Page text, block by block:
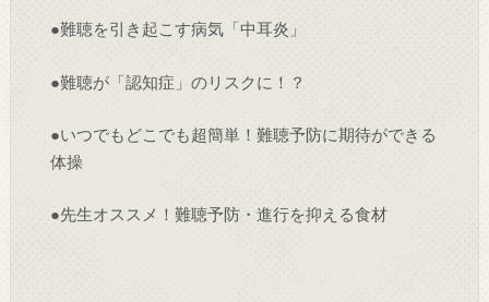
●難聴を引き起こす病気「中耳炎」
●難聴が「認知症」のリスクに！？
●いつでもどこでも超簡単！難聴予防に期待ができる
体操
●先生オススメ！難聴予防・進行を抑える食材